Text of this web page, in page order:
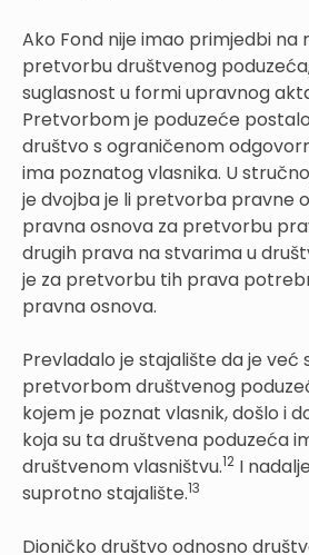
Ako Fond nije imao primjedbi na
pretvorbu društvenog
suglasnost u formi upravnog
Pretvorbom je poduzeće
društvo s ograničenom
ima poznatog vlasnika. U
je dvojba je li pretvorba pravne
pravna osnova za pretvorbu
drugih prava na stvarima u
je za pretvorbu tih prava
pravna osnova.
Prevladalo je stajalište da je već
pretvorbom društvenog
kojem je poznat vlasnik, došlo i
koja su ta društvena poduzeća
društvenom vlasništvu.12 I
suprotno stajalište.13
Dioničko društvo odnosno